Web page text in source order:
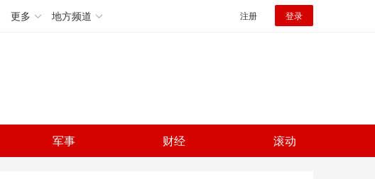
更多 地方频道 注册 登录
军事 财经 滚动